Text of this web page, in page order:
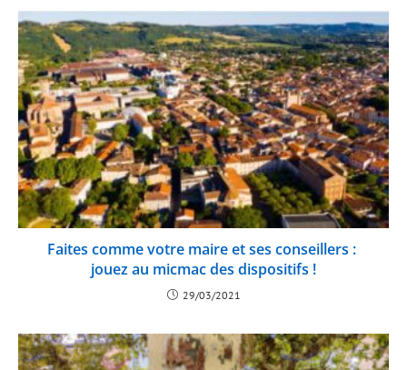
Faites comme votre maire et ses conseillers :
jouez au micmac des dispositifs !
29/03/2021